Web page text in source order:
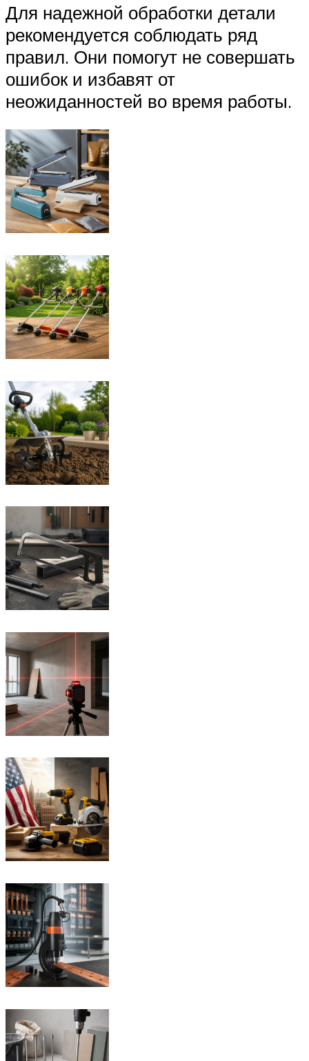
Для надежной обработки детали
рекомендуется соблюдать ряд
правил. Они помогут не совершать
ошибок и избавят от
неожиданностей во время работы.